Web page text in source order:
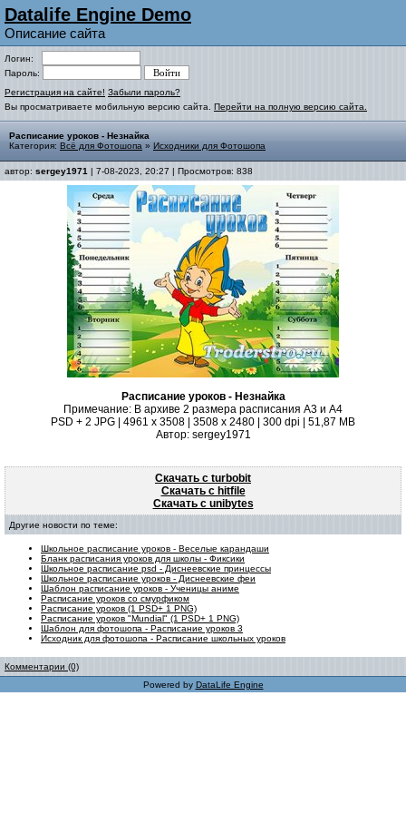
Datalife Engine Demo
Описание сайта
Логин:
Пароль:
Регистрация на сайте! Забыли пароль?
Вы просматриваете мобильную версию сайта. Перейти на полную версию сайта.
Расписание уроков - Незнайка
Категория: Всё для Фотошопа » Исходники для Фотошопа
автор: sergey1971 | 7-08-2023, 20:27 | Просмотров: 838
Расписание уроков - Незнайка
Примечание: В архиве 2 размера расписания А3 и А4
PSD + 2 JPG | 4961 x 3508 | 3508 x 2480 | 300 dpi | 51,87 MB
Автор: sergey1971
Скачать с turbobit
Скачать с hitfile
Скачать с unibytes
Другие новости по теме:
Школьное расписание уроков - Веселые карандаши
Бланк расписания уроков для школы - Фиксики
Школьное расписание psd - Диснеевские принцессы
Школьное расписание уроков - Диснеевские феи
Шаблон расписание уроков - Ученицы аниме
Расписание уроков со смурфиком
Расписание уроков (1 PSD+ 1 PNG)
Расписание уроков "Mundial" (1 PSD+ 1 PNG)
Шаблон для фотошопа - Расписание уроков 3
Исходник для фотошопа - Расписание школьных уроков
Комментарии (0)
Powered by DataLife Engine